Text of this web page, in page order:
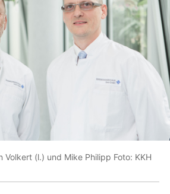
Volkert (l.) und Mike Philipp Foto: KKH